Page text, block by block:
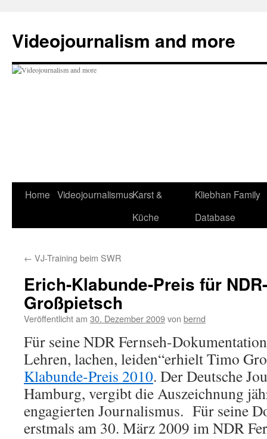
springen
Videojournalism and more
Home VideojournalismusKarst &
Küche
Kliebhan Family
Database
← VJ-Training beim SWR
Erich-Klabunde-Preis für
Großpietsch
Veröffentlicht am 30. Dezember 2009von bernd
Für seine NDR Fernseh-
Lehren, lachen, leiden“erhielt Timo
Klabunde-Preis 2010. Der Deutsche
Hamburg, vergibt die Auszeichnung
engagierten Journalismus. Für seine
erstmals am 30. März 2009 im NDR